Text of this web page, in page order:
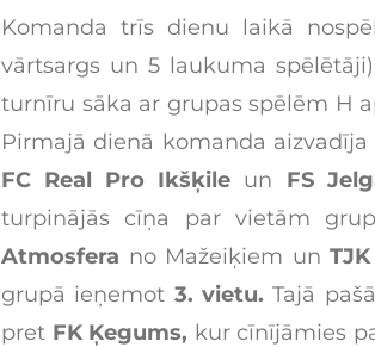
Komanda trīs dienu laikā
vārtsargs un 5 laukuma
turnīru sāka ar grupas spēlēm H
Pirmajā dienā komanda
FC Real Pro Ikšķile un FS
turpinājās cīņa par vietām
Atmosfera no Mažeiķiem un
grupā ieņemot 3. vietu.Tajā
pret FK Ķegums, kur cīnījāmies